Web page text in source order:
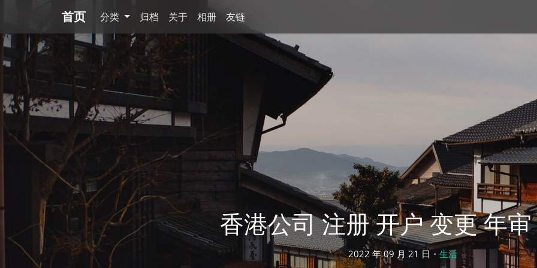
首页 分类 归档 关于 相册 友链
香港公司 注册 开户 变更 年
2022 年 09 月 21 日・ 生活